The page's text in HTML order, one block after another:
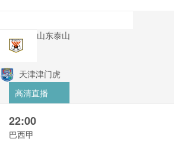
山东泰山
天津津门虎
高清直播
22:00
巴西甲